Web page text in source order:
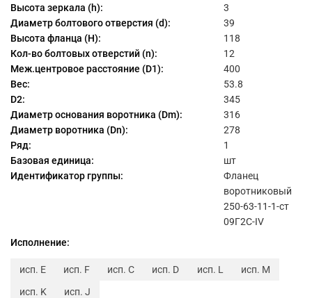
Высота зеркала (h):
3
Диаметр болтового отверстия (d):
39
Высота фланца (H):
118
Кол-во болтовых отверстий (n):
12
Меж.центровое расстояние (D1):
400
Вес:
53.8
D2:
345
Диаметр основания воротника (Dm):
316
Диаметр воротника (Dn):
278
Ряд:
1
Базовая единица:
шт
Идентификатор группы:
Фланец
воротниковый
250-63-11-1-ст
09Г2С-IV
Исполнение:
исп. E исп. F исп. C исп. D исп. L
исп. M
исп. K
исп. J